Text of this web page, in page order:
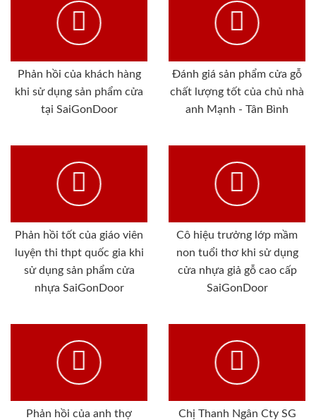
Phản hồi của khách hàng
khi sử dụng sản phẩm cửa
tại SaiGonDoor
Đánh giá sản phẩm cửa gỗ
chất lượng tốt của chủ nhà
anh Mạnh - Tân Bình
Phản hồi tốt của giáo viên
luyện thi thpt quốc gia khi
sử dụng sản phẩm cửa
nhựa SaiGonDoor
Cô hiệu trưởng lớp mầm
non tuổi thơ khi sử dụng
cửa nhựa giả gỗ cao cấp
SaiGonDoor
Phản hồi của anh thợ Chị Thanh Ngân Cty SG